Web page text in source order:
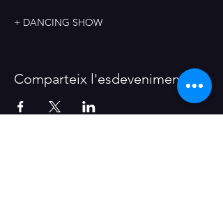
+ DANCING SHOW
Comparteix l'esdeveniment